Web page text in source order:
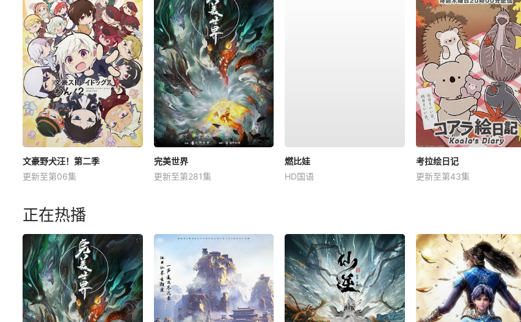
文豪野犬汪！第二季
更新至第06集
完美世界
更新至第281集
燃比娃
HD国语
考拉绘日记
更新至第43集
正在热播